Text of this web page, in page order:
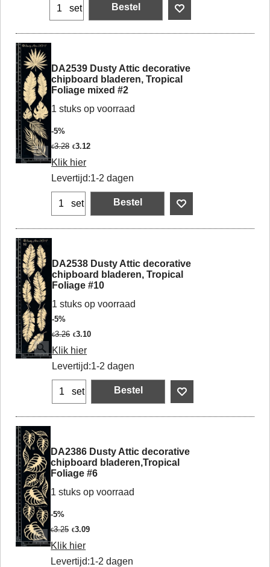
set Bestel
DA2539 Dusty Attic decorative
chipboard bladeren, Tropical
Foliage mixed #2
1 stuks op voorraad
-5%
€3.28 €3.12
Klik hier
Levertijd:1-2 dagen
set Bestel
DA2538 Dusty Attic decorative
chipboard bladeren, Tropical
Foliage #10
1 stuks op voorraad
-5%
€3.26 €3.10
Klik hier
Levertijd:1-2 dagen
set Bestel
DA2386 Dusty Attic decorative
chipboard bladeren,Tropical
Foliage #6
1 stuks op voorraad
-5%
€3.25 €3.09
Klik hier
Levertijd:1-2 dagen